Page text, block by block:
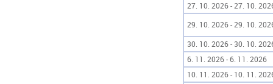
27. 10. 2026 - 27. 10.
29. 10. 2026 - 29. 10.
30. 10. 2026 - 30. 10.
6. 11. 2026 - 6. 11. 2026
10. 11. 2026 - 10. 11.